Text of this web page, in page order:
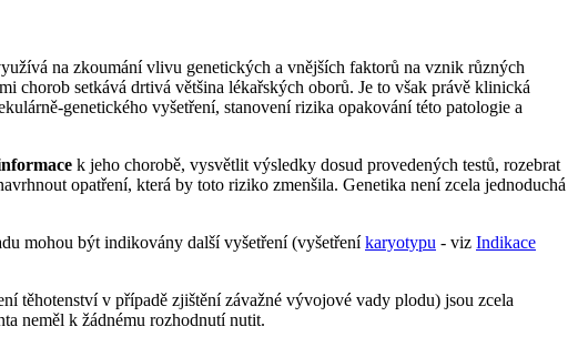
na zkoumání vlivu genetických a vnějších faktorů na vznik různých
chorob setkává drtivá většina lékařských oborů. Je to však právě klinická
genetického vyšetření, stanovení rizika opakování této patologie a
k jeho chorobě, vysvětlit výsledky dosud provedených testů, rozebrat
opatření, která by toto riziko zmenšila. Genetika není zcela jednoduchá
mohou být indikovány další vyšetření (vyšetřeníkaryotypu - viz Indikace
těhotenství v případě zjištění závažné vývojové vady plodu) jsou zcela
neměl k žádnému rozhodnutí nutit.